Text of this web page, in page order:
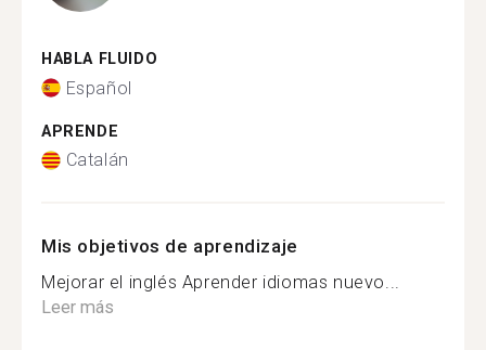
HABLA FLUIDO
Español
APRENDE
Catalán
Mis objetivos de aprendizaje
Mejorar el inglés Aprender idiomas nuevo...
Leer más